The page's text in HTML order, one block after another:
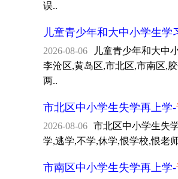
误..
儿童青少年和大中小学生学
2026-08-06
儿童青少年和大中
李沧区,黄岛区,市北区,市南区,
两..
市北区中小学生失学再上学-
2026-08-06 市北区中小学生失
学,逃学,不学,休学,恨学校,恨老
市南区中小学生失学再上学-